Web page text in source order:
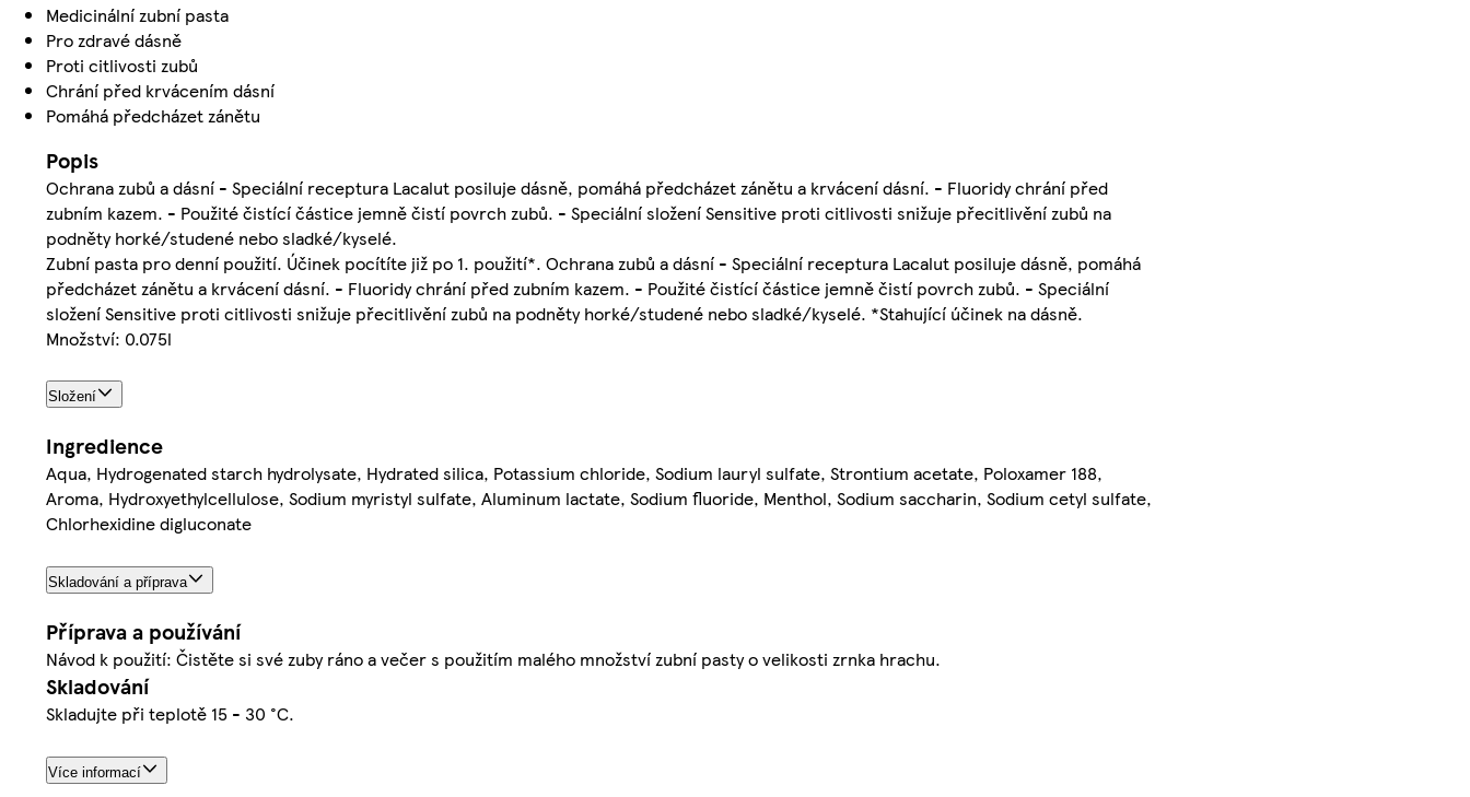
Medicinální zubní pasta
Pro zdravé dásně
Proti citlivosti zubů
Chrání před krvácením dásní
Pomáhá předcházet zánětu
Popis
Ochrana zubů a dásní - Speciální receptura Lacalut posiluje dásně, pomáhá předcházet zánětu a krvácení dásní. - Fluoridy chrání před
zubním kazem. - Použité čistící částice jemně čistí povrch zubů. - Speciální složení Sensitive proti citlivosti snižuje přecitlivění zubů na
podněty horké/studené nebo sladké/kyselé.
Zubní pasta pro denní použití. Účinek pocítíte již po 1. použití*. Ochrana zubů a dásní - Speciální receptura Lacalut posiluje dásně, pomáhá
předcházet zánětu a krvácení dásní. - Fluoridy chrání před zubním kazem. - Použité čistící částice jemně čistí povrch zubů. - Speciální
složení Sensitive proti citlivosti snižuje přecitlivění zubů na podněty horké/studené nebo sladké/kyselé. *Stahující účinek na dásně.
Množství: 0.075l
Složení
Ingredience
Aqua, Hydrogenated starch hydrolysate, Hydrated silica, Potassium chloride, Sodium lauryl sulfate, Strontium acetate, Poloxamer 188,
Aroma, Hydroxyethylcellulose, Sodium myristyl sulfate, Aluminum lactate, Sodium fluoride, Menthol, Sodium saccharin, Sodium cetyl sulfate,
Chlorhexidine digluconate
Skladování a příprava
Příprava a používání
Návod k použití: Čistěte si své zuby ráno a večer s použitím malého množství zubní pasty o velikosti zrnka hrachu.
Skladování
Skladujte při teplotě 15 - 30 °C.
Více informací